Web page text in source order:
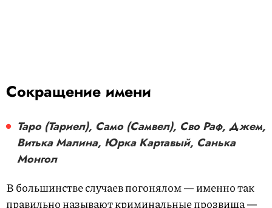
Сокращение имени
Таро (Тариел), Само (Самвел), Сво Раф, Джем,
Витька Малина, Юрка Картавый, Санька
Монгол
В большинстве случаев погонялом — именно так
правильно называют криминальные прозвища —